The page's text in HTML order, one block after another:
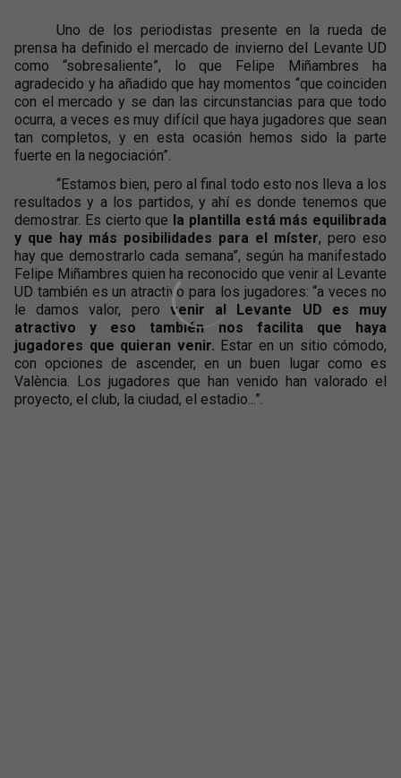
Uno de los periodistas presente en la rueda de
prensa ha definido el mercado de invierno del Levante UD
como “sobresaliente”, lo que Felipe Miñambres ha
agradecido y ha añadido que hay momentos “que coinciden
con el mercado y se dan las circunstancias para que todo
ocurra, a veces es muy difícil que haya jugadores que sean
tan completos, y en esta ocasión hemos sido la parte
fuerte en la negociación”.
“Estamos bien, pero al final todo esto nos lleva a los
resultados y a los partidos, y ahí es donde tenemos que
demostrar. Es cierto que la plantilla está más equilibrada
y que hay más posibilidades para el míster, pero eso
hay que demostrarlo cada semana”, según ha manifestado
Felipe Miñambres quien ha reconocido que venir al Levante
UD también es un atractivo para los jugadores: “a veces no
le damos valor, pero venir al Levante UD es muy
atractivo y eso también nos facilita que haya
jugadores que quieran venir. Estar en un sitio cómodo,
con opciones de ascender, en un buen lugar como es
València. Los jugadores que han venido han valorado el
proyecto, el club, la ciudad, el estadio...”.